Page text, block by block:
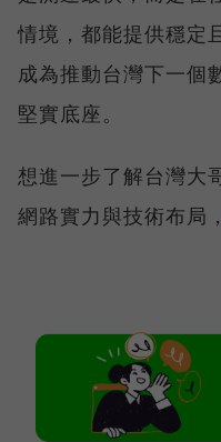
情境，都能提供穩定
成為推動台灣下一個
堅實底座。
想進一步了解台灣大
網路實力與技術布局，